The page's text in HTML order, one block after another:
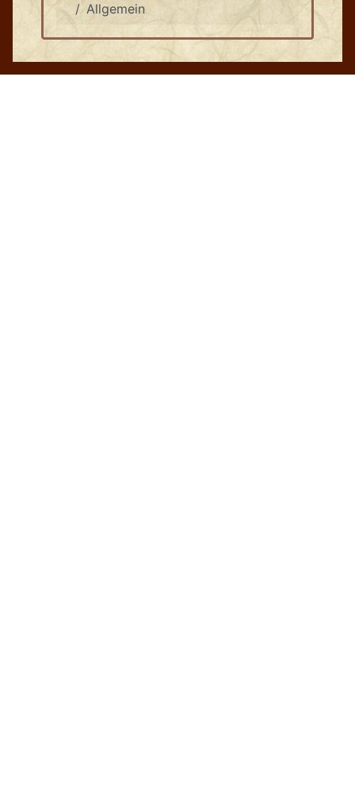
Allgemein